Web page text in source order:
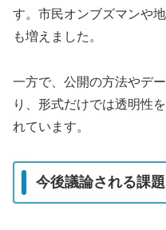
す。市民オンブズマンや
も増えました。
一方で、公開の方法やデ
り、形式だけでは透明性
れています。
今後議論される課題